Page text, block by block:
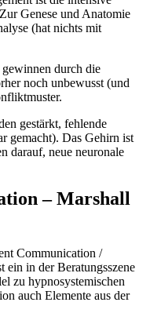
Genese und Anatomie
(hat nichts mit
durch die
noch unbewusst (und
gestärkt, fehlende
gemacht). Das Gehirn ist
darauf, neue neuronale
– Marshall
Communication /
in der Beratungsszene
zu hypnosystemischen
auch Elemente aus der